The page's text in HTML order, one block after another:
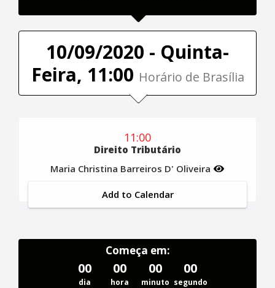
10/09/2020 - Quinta-
Feira, 11:00 Horário de Brasília
11:00
Direito Tributário
Maria Christina Barreiros D' Oliveira
Add to Calendar
Começa em:
00
dia
00
hora
00
minuto
00
segundo